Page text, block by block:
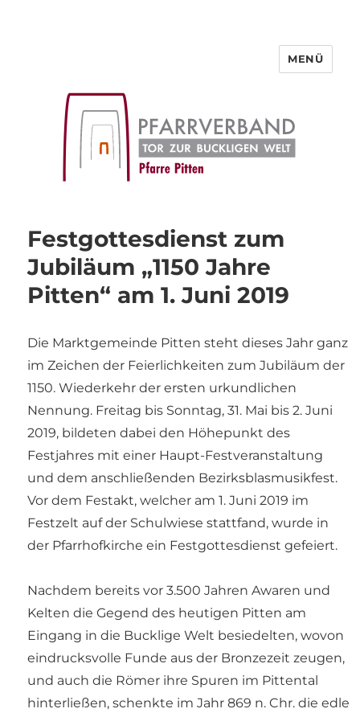
MENÜ
Festgottesdienst zum
Jubiläum „1150 Jahre
Pitten“ am 1. Juni 2019
Die Marktgemeinde Pitten steht dieses Jahr ganz
im Zeichen der Feierlichkeiten zum Jubiläum der
1150. Wiederkehr der ersten urkundlichen
Nennung. Freitag bis Sonntag, 31. Mai bis 2. Juni
2019, bildeten dabei den Höhepunkt des
Festjahres mit einer Haupt-Festveranstaltung
und dem anschließenden Bezirksblasmusikfest.
Vor dem Festakt, welcher am 1. Juni 2019 im
Festzelt auf der Schulwiese stattfand, wurde in
der Pfarrhofkirche ein Festgottesdienst gefeiert.
Nachdem bereits vor 3.500 Jahren Awaren und
Kelten die Gegend des heutigen Pitten am
Eingang in die Bucklige Welt besiedelten, wovon
eindrucksvolle Funde aus der Bronzezeit zeugen,
und auch die Römer ihre Spuren im Pittental
hinterließen, schenkte im Jahr 869 n. Chr. die edle